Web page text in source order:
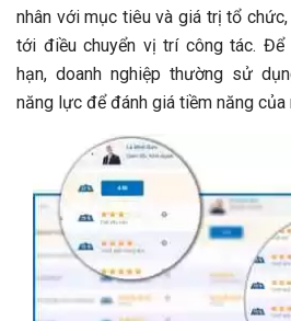
nhân với mục tiêu và giá trị tổ
tới điều chuyển vị trí công tác.
hạn, doanh nghiệp thường sử
năng lực để đánh giá tiềm năng của